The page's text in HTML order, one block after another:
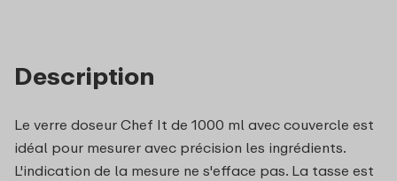
Description
Le verre doseur Chef It de 1000 ml avec couvercle est
idéal pour mesurer avec précision les ingrédients.
L'indication de la mesure ne s'efface pas. La tasse est